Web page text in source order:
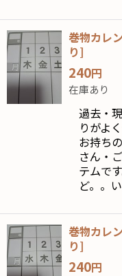
巻物カレ
り]
240円
在庫あり
過去・
りがよ
お持ち
さん・
テムで
ど。。
巻物カレ
り]
240円